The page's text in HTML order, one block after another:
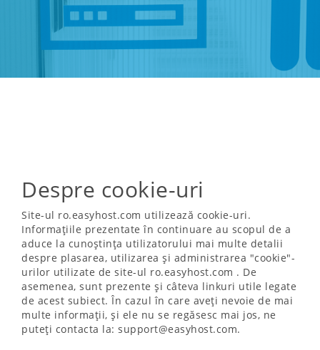
Despre cookie-uri
Site-ul ro.easyhost.com utilizează cookie-uri.
Informațiile prezentate în continuare au scopul de a
aduce la cunoștința utilizatorului mai multe detalii
despre plasarea, utilizarea și administrarea "cookie"-
urilor utilizate de site-ul ro.easyhost.com . De
asemenea, sunt prezente și câteva linkuri utile legate
de acest subiect. În cazul în care aveți nevoie de mai
multe informații, și ele nu se regăsesc mai jos, ne
puteți contacta la: support@easyhost.com.